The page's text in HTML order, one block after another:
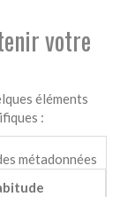
votre
éléments
:
métadonnées